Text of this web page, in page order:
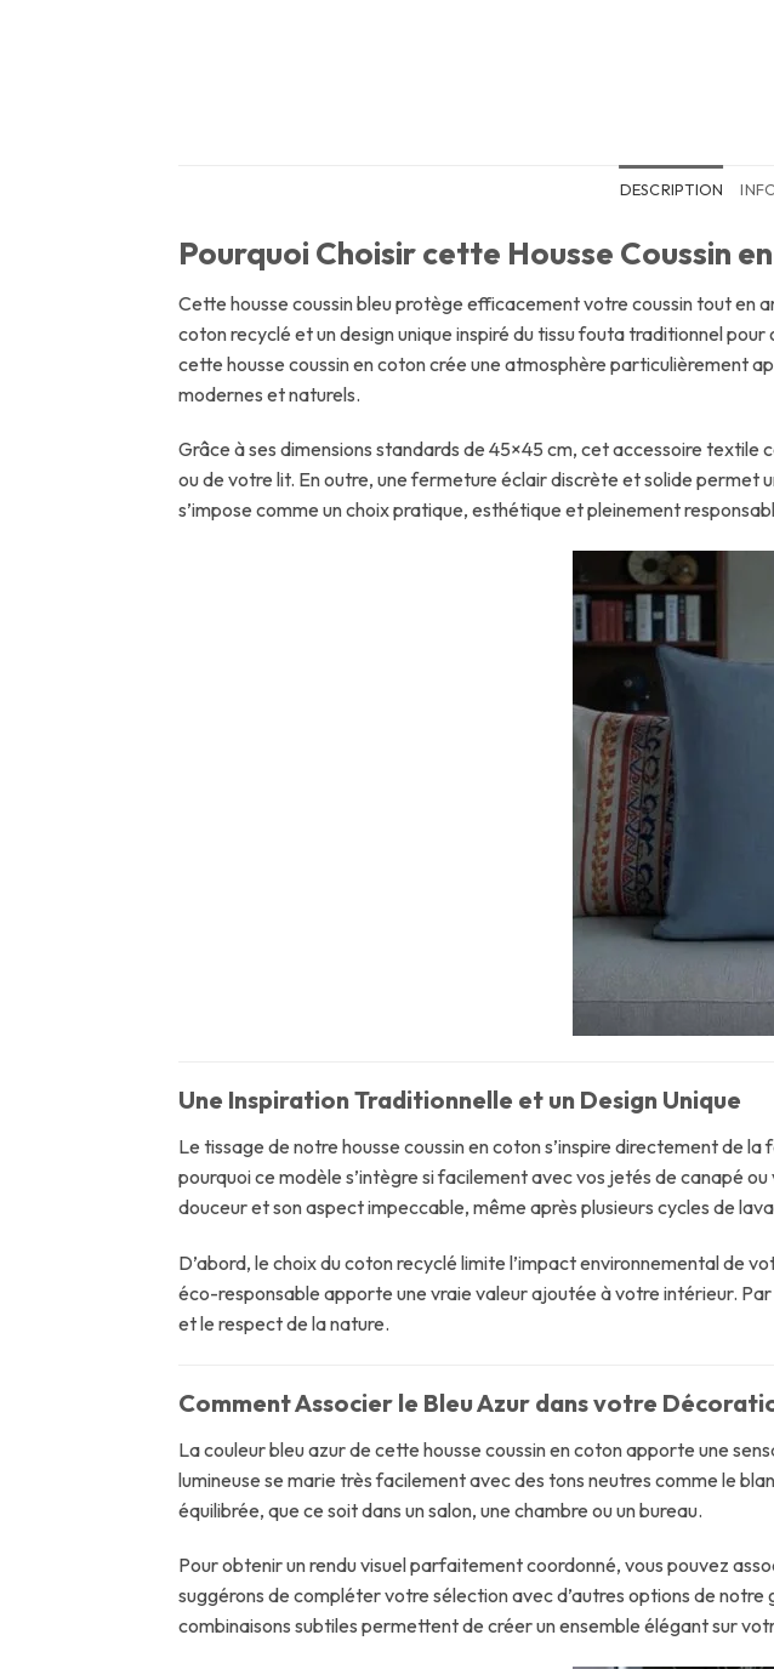
DESCRIPTION
Pourquoi Choisir cette Housse Coussin
Cette housse coussin bleu protège efficacement votre coussin tout en
coton recyclé et un design unique inspiré du tissu fouta traditionnel
cette housse coussin en coton crée une atmosphère particulièrement
modernes et naturels.
Grâce à ses dimensions standards de 45×45 cm, cet accessoire
ou de votre lit. En outre, une fermeture éclair discrète et solide permet
s’impose comme un choix pratique, esthétique et pleinement
Une Inspiration Traditionnelle et un Design Unique
Le tissage de notre housse coussin en coton s’inspire directement de
pourquoi ce modèle s’intègre si facilement avec vos jetés de canapé
douceur et son aspect impeccable, même après plusieurs cycles de
D’abord, le choix du coton recyclé limite l’impact environnemental de
éco-responsable apporte une vraie valeur ajoutée à votre intérieur.
et le respect de la nature.
Comment Associer le Bleu Azur dans votre
La couleur bleu azur de cette housse coussin en coton apporte une
lumineuse se marie très facilement avec des tons neutres comme le
équilibrée, que ce soit dans un salon, une chambre ou un bureau.
Pour obtenir un rendu visuel parfaitement coordonné, vous pouvez
suggérons de compléter votre sélection avec d’autres options de
combinaisons subtiles permettent de créer un ensemble élégant sur